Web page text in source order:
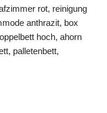
rot, reinigung
anthrazit, box
hoch, ahorn
palletenbett,